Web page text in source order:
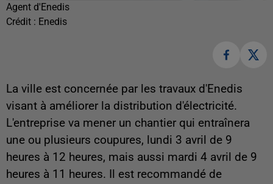
Agent d'Enedis
Crédit : Enedis
La ville est concernée par les travaux d'Enedis
visant à améliorer la distribution d'électricité.
L'entreprise va mener un chantier qui entraînera
une ou plusieurs coupures, lundi 3 avril de 9
heures à 12 heures, mais aussi mardi 4 avril de 9
heures à 11 heures. Il est recommandé de